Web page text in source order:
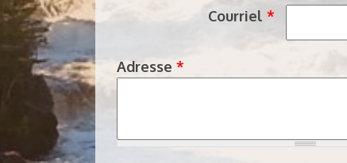
Courriel*
Adresse *